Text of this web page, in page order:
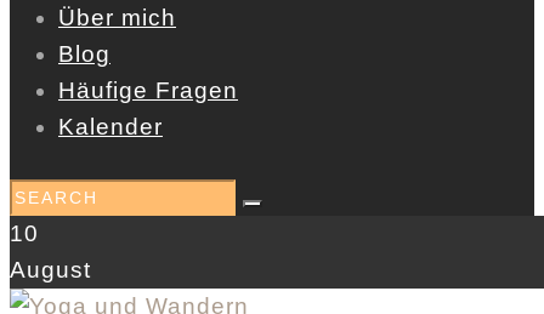
Über mich
Blog
Häufige Fragen
Kalender
10
August